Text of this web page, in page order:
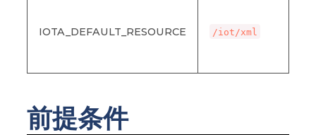
IOTA_DEFAULT_RESOURCE /iot/xml
前提条件